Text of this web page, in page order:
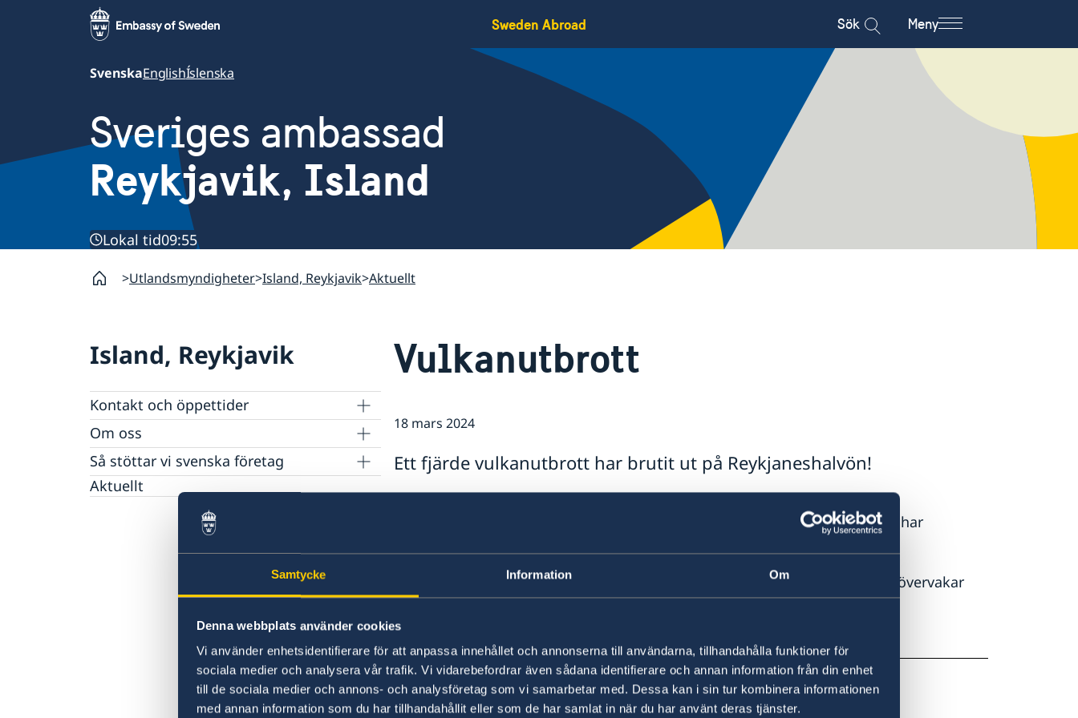
Samtycke Information Om
Denna webbplats använder cookies
Vi använder enhetsidentifierare för att anpassa innehållet och annonserna till användarna, tillhandahålla funktioner för
sociala medier och analysera vår trafik. Vi vidarebefordrar även sådana identifierare och annan information från din enhet
till de sociala medier och annons- och analysföretag som vi samarbetar med. Dessa kan i sin tur kombinera informationen
med annan information som du har tillhandahållit eller som de har samlat in när du har använt deras tjänster.
Sweden Abroad Sök Meny
SvenskaEnglishÍslenska
Sveriges ambassad
Reykjavik, Island
Lokal tid09:55
Utlandsmyndigheter Island, Reykjavik Aktuellt
Island, Reykjavik
Kontakt och öppettider
Föreningar och annat
Om oss
Ambassadens personal
Praktiktjänstgöring på ambassaden
Lediga tjänster
Dataskyddspolicy (GDPR)
Så stöttar vi svenska företag
Vi är en resurs för svenska företag
Team Sweden
Svenska företag på Island
Anmäl handelshinder
Aktuellt
Vulkanutbrott
18 mars 2024
Ett fjärde vulkanutbrott har brutit ut på Reykjaneshalvön!
Potentiella hot gentemot infrastruktur övervakas, närmsta stad Grindavík har
I området har man stängt av all traffik då räddningstjänsten och forskare övervakar
situaitonen. För din egen säkerhet, besök inte området.
Se ambassadensreseinformationför mer info.
Senast uppdaterad 18 mars 2024, 09.11